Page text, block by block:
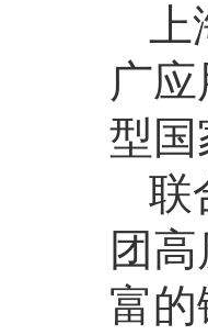
广
型国
联
团
富